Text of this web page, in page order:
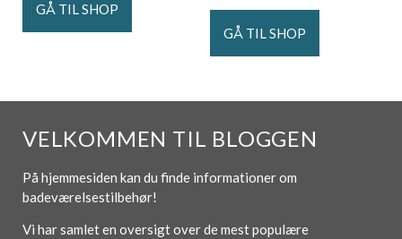
GÅ TIL SHOP
GÅ TIL SHOP
VELKOMMEN TIL BLOGGEN
På hjemmesiden kan du finde informationer om
badeværelsestilbehør!
Vi har samlet en oversigt over de mest populære